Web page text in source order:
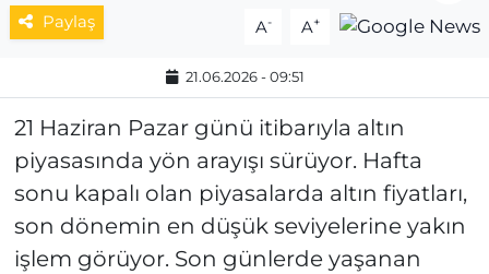
Paylaş A- A+
21.06.2026 - 09:51
21 Haziran Pazar günü itibarıyla altın
piyasasında yön arayışı sürüyor. Hafta
sonu kapalı olan piyasalarda altın fiyatları,
son dönemin en düşük seviyelerine yakın
işlem görüyor. Son günlerde yaşanan
MAGAZİN
ESKİŞEHİRSPOR